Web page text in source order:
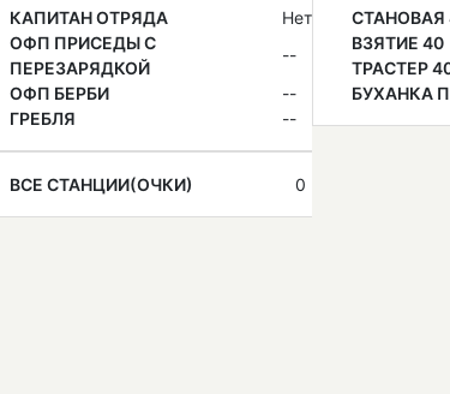
КАПИТАН ОТРЯДА
Нет
ОФП ПРИСЕДЫ С
ПЕРЕЗАРЯДКОЙ
--
ОФП БЕРБИ
--
ГРЕБЛЯ
--
СТАНОВАЯ
ВЗЯТИЕ 40
ТРАСТЕР
БУХАНКА
ВСЕ СТАНЦИИ(ОЧКИ) 0